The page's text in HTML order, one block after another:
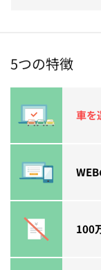
5つの特徴
車を
100